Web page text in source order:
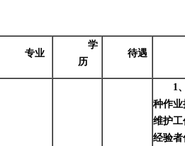
专业
学
历
待遇
1
种作
维护
经验